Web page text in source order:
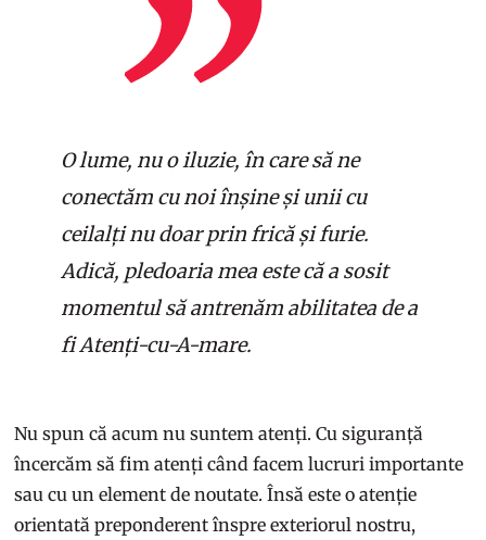
O lume, nu o iluzie, în care să ne
conectăm cu noi înșine și unii cu
ceilalți nu doar prin frică și furie.
Adică, pledoaria mea este că a sosit
momentul să antrenăm abilitatea de a
fi Atenți-cu-A-mare.
Nu spun că acum nu suntem atenți. Cu siguranță
încercăm să fim atenți când facem lucruri importante
sau cu un element de noutate. Însă este o atenție
orientată preponderent înspre exteriorul nostru,